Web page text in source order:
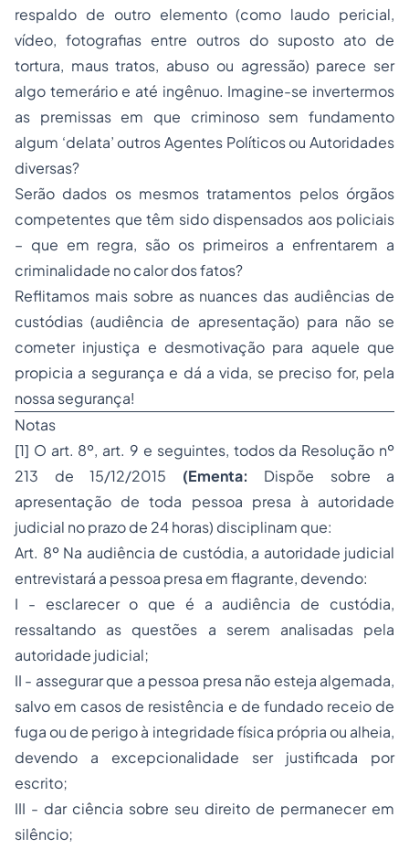
respaldo de outro elemento (como laudo pericial,
vídeo, fotografias entre outros do suposto ato de
tortura, maus tratos, abuso ou agressão) parece ser
algo temerário e até ingênuo. Imagine-se invertermos
as premissas em que criminoso sem fundamento
algum ‘delata’ outros Agentes Políticos ou Autoridades
diversas?
Serão dados os mesmos tratamentos pelos órgãos
competentes que têm sido dispensados aos policiais
– que em regra, são os primeiros a enfrentarem a
criminalidade no calor dos fatos?
Reflitamos mais sobre as nuances das audiências de
custódias (audiência de apresentação) para não se
cometer injustiça e desmotivação para aquele que
propicia a segurança e dá a vida, se preciso for, pela
nossa segurança!
Notas
[1] O art. 8º, art. 9 e seguintes, todos da Resolução nº
213 de 15/12/2015 (Ementa: Dispõe sobre a
apresentação de toda pessoa presa à autoridade
judicial no prazo de 24 horas) disciplinam que:
Art. 8º Na audiência de custódia, a autoridade judicial
entrevistará a pessoa presa em flagrante, devendo:
I - esclarecer o que é a audiência de custódia,
ressaltando as questões a serem analisadas pela
autoridade judicial;
II - assegurar que a pessoa presa não esteja algemada,
salvo em casos de resistência e de fundado receio de
fuga ou de perigo à integridade física própria ou alheia,
devendo a excepcionalidade ser justificada por
escrito;
III - dar ciência sobre seu direito de permanecer em
silêncio;